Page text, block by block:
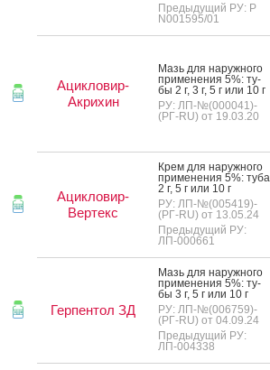
Предыдущий РУ: Р
N001595/01
Ацикловир-
Акрихин
Мазь для на­руж­но­го
при­мене­ния 5%: ту­
бы 2 г, 3 г, 5 г или 10 г
РУ: ЛП-№(000041)-
(РГ-RU) от 19.03.20
Ацикловир-
Вертекс
Крем для на­руж­но­го
при­мене­ния 5%: ту­ба
2 г, 5 г или 10 г
РУ: ЛП-№(005419)-
(РГ-RU) от 13.05.24
Предыдущий РУ:
ЛП-000661
Герпентол ЗД
Мазь для на­руж­но­го
при­мене­ния 5%: ту­
бы 3 г, 5 г или 10 г
РУ: ЛП-№(006759)-
(РГ-RU) от 04.09.24
Предыдущий РУ:
ЛП-004338